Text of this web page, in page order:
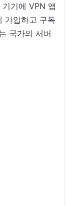
기에 VPN 앱
가입하고 구독
국가의 서버